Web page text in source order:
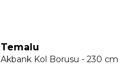
Temalu
Akbank Kol Borusu - 230 cm